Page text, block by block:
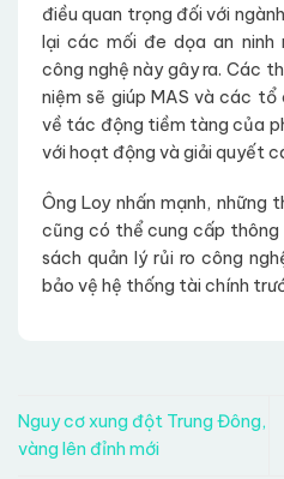
điều quan trọng đối với
lại các mối đe dọa an
công nghệ này gây ra. Các
niệm sẽ giúp MAS và các tổ
về tác động tiềm tàng của
với hoạt động và giải quyết
Ông Loy nhấn mạnh, những
cũng có thể cung cấp thông
sách quản lý rủi ro công
bảo vệ hệ thống tài chính
Nguy cơ xung đột Trung Đông,
vàng lên đỉnh mới